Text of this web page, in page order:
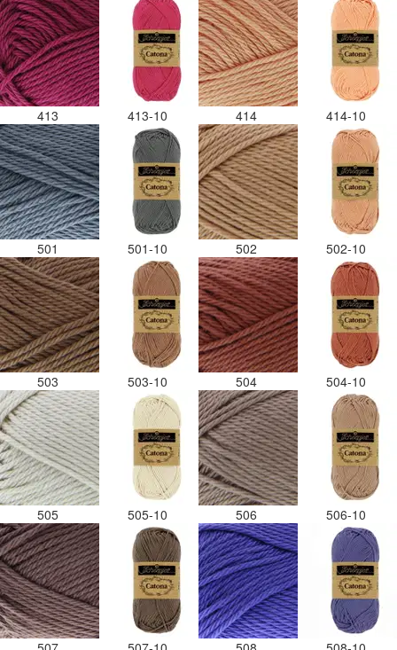
413 413-10 414 414-10
501 501-10 502 502-10
503 503-10 504 504-10
505 505-10 506 506-10